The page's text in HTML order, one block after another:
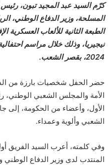
كرّم السيد عبد المجيد تبون، رئيس
المسلحة، وزير الدفاع الوطني،
الطبعة الثانية للألعاب العسكرية
2024، بقصر الشعب.
حضر الحفل شخصيات بارزة من
الأمة والمجلس الشعبي الوطني،
الأول، وأعضاء من الحكومة، إلى
الشعبي وألوية وعمداء.
وفي كلمته، أعرب السيد الفريق
المنتدب لدى وزير الدفاع